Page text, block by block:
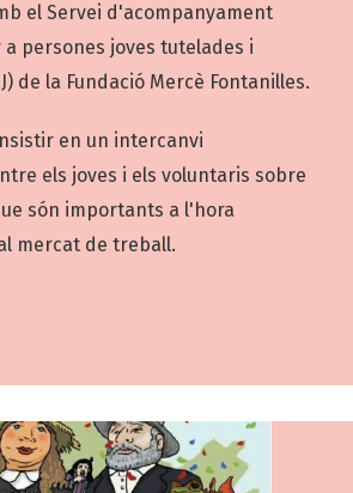
el Servei d'acompanyament
persones joves tutelades i
de la Fundació Mercè Fontanilles.
en un intercanvi
els joves i els voluntaris sobre
són importants a l'hora
mercat de treball.